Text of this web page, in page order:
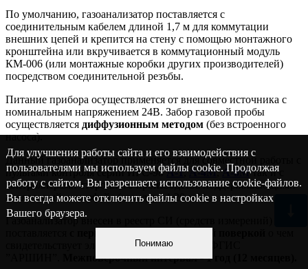
По умолчанию, газоанализатор поставляется с
соединительным кабелем длиной 1,7 м для коммутации
внешних цепей и крепится на стену с помощью монтажного
кронштейна или вкручивается в коммутационный модуль
КМ-006 (или монтажные коробки других производителей)
посредством соединительной резъбы.
Питание прибора осуществляется от внешнего источника с
номинальным напряжением 24В. Забор газовой пробы
осуществляется диффузионным методом (без встроенного
насоса).
Данный газоанализатор применяется для совместной работы с
пультами контроля серии ИГС-98А-1, А-4М,А-8Мтак и с
контроллерами стороннего производства поддерживающими
аналоговый интерфейс (стандарт 4-20 мА).
Газоанализатор внесен в реестр СИ (средств измерений) РФ и
свидетельствует электронная запись в базе ФГИС
Межповерочный интервал - 1 год (12 месяцев).
Для улучшения работы сайта и его взаимодействия с
пользователями мы используем файлы cookie. Продолжая
работу с сайтом, Вы разрешаете использование cookie-файлов.
Вы всегда можете отключить файлы cookie в настройках
Вашего браузера.
Понимаю